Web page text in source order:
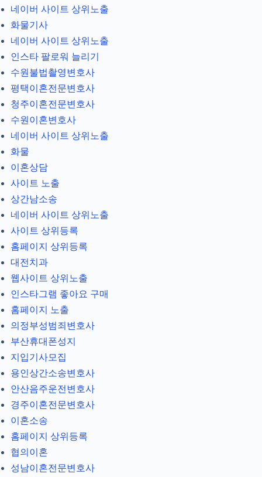
네이버 사이트 상위노출
화물기사
네이버 사이트 상위노출
인스타 팔로워 늘리기
수원불법촬영변호사
평택이혼전문변호사
청주이혼전문변호사
수원이혼변호사
네이버 사이트 상위노출
화물
이혼상담
사이트 노출
상간남소송
네이버 사이트 상위노출
사이트 상위등록
홈페이지 상위등록
대전치과
웹사이트 상위노출
인스타그램 좋아요 구매
홈페이지 노출
의정부성범죄변호사
부산휴대폰성지
지입기사모집
용인상간소송변호사
안산음주운전변호사
경주이혼전문변호사
이혼소송
홈페이지 상위등록
협의이혼
성남이혼전문변호사